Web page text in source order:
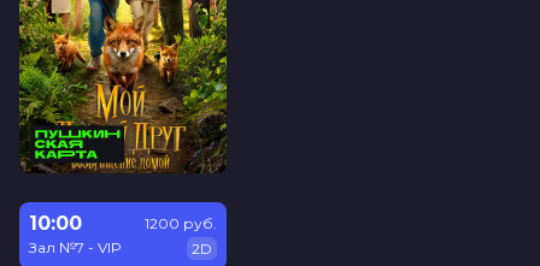
10:00
Зал №7 - VIP
1200 руб.
2D